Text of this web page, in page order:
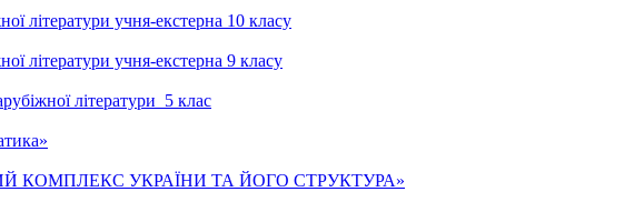
літератури учня-екстерна 10 класу
літератури учня-екстерна 9 класу
літератури 5 клас
КОМПЛЕКС УКРАЇНИ ТА ЙОГО СТРУКТУРА»